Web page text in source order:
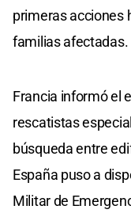
primeras acciones
familias afectadas.
Francia informó el
rescatistas
búsqueda entre
España puso a
Militar de